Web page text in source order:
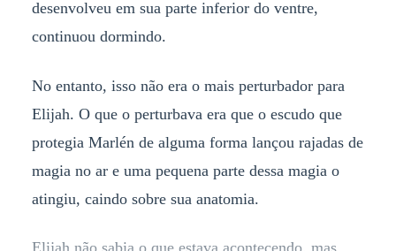
desenvolveu em sua parte inferior do ventre,
continuou dormindo.
No entanto, isso não era o mais perturbador para
Elijah. O que o perturbava era que o escudo que
protegia Marlén de alguma forma lançou rajadas de
magia no ar e uma pequena parte dessa magia o
atingiu, caindo sobre sua anatomia.